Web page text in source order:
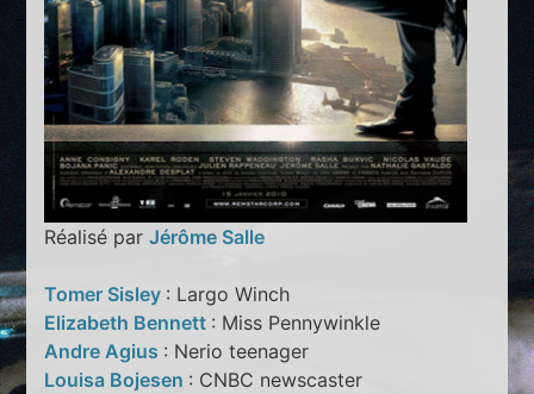
Réalisé parJérôme Salle
Tomer Sisley : Largo Winch
Elizabeth Bennett : Miss Pennywinkle
Andre Agius : Nerio teenager
Louisa Bojesen : CNBC newscaster